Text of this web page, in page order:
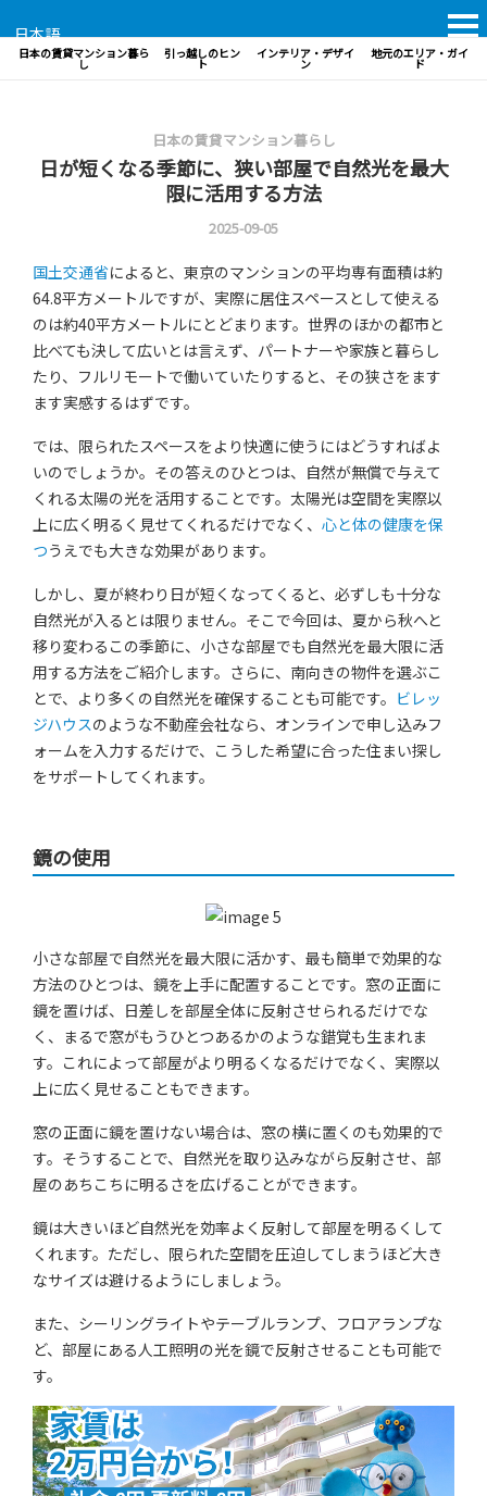
日本の賃貸マンション暮ら
し
引っ越しのヒン
ト
インテリア・デザイ
ン
地元のエリア・ガイ
ド
日本語
日本の賃貸マンション暮らし
日が短くなる季節に、狭い部屋で自然光を最大
限に活用する方法
2025-09-05
国土交通省によると、東京のマンションの平均専有面積は約
64.8平方メートルですが、実際に居住スペースとして使える
のは約40平方メートルにとどまります。世界のほかの都市と
比べても決して広いとは言えず、パートナーや家族と暮らし
たり、フルリモートで働いていたりすると、その狭さをます
ます実感するはずです。
では、限られたスペースをより快適に使うにはどうすればよ
いのでしょうか。その答えのひとつは、自然が無償で与えて
くれる太陽の光を活用することです。太陽光は空間を実際以
上に広く明るく見せてくれるだけでなく、 心と体の健康を保
つうえでも大きな効果があります。
しかし、夏が終わり日が短くなってくると、必ずしも十分な
自然光が入るとは限りません。そこで今回は、夏から秋へと
移り変わるこの季節に、小さな部屋でも自然光を最大限に活
用する方法をご紹介します。さらに、南向きの物件を選ぶこ
とで、より多くの自然光を確保することも可能です。 ビレッ
ジハウスのような不動産会社なら、オンラインで申し込みフ
ォームを入力するだけで、こうした希望に合った住まい探し
をサポートしてくれます。
鏡の使用
小さな部屋で自然光を最大限に活かす、最も簡単で効果的な
方法のひとつは、鏡を上手に配置することです。窓の正面に
鏡を置けば、日差しを部屋全体に反射させられるだけでな
く、まるで窓がもうひとつあるかのような錯覚も生まれま
す。これによって部屋がより明るくなるだけでなく、実際以
上に広く見せることもできます。
窓の正面に鏡を置けない場合は、窓の横に置くのも効果的で
す。そうすることで、自然光を取り込みながら反射させ、部
屋のあちこちに明るさを広げることができます。
鏡は大きいほど自然光を効率よく反射して部屋を明るくして
くれます。ただし、限られた空間を圧迫してしまうほど大き
なサイズは避けるようにしましょう。
また、シーリングライトやテーブルランプ、フロアランプな
ど、部屋にある人工照明の光を鏡で反射させることも可能で
す。